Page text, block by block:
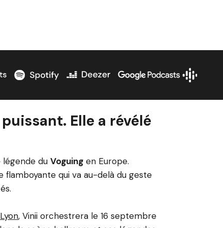
Elle a révélé
légende du Voguing en Europe.
qui va au-delà du geste
, Vinii orchestrera le 16 septembre